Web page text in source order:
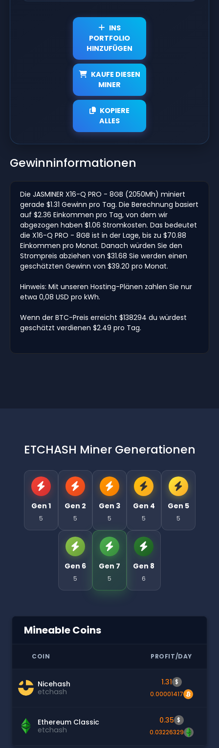
INS
PORTFOLIO
HINZUFÜGEN
KAUFE DIESEN
MINER
KOPIERE
ALLES
Gewinninformationen
Die JASMINER X16-Q PRO - 8GB (2050Mh) miniert
gerade $1.31 Gewinn pro Tag. Die Berechnung basiert
auf $2.36 Einkommen pro Tag, von dem wir
abgezogen haben $1.06 Stromkosten. Das bedeutet
die X16-Q PRO - 8GB ist in der Lage, bis zu $70.88
Einkommen pro Monat. Danach würden Sie den
Strompreis abziehen von $31.68 Sie werden einen
geschätzten Gewinn von $39.20 pro Monat.
Hinweis: Mit unseren Hosting-Plänen zahlen Sie nur
etwa 0,08 USD pro kWh.
Wenn der BTC-Preis erreicht $138294 du würdest
geschätzt verdienen $2.49 pro Tag.
ETCHASH Miner Generationen
Gen 1
5
Gen 2
5
Gen 3
5
Gen 4
5
Gen 5
5
Gen 6
5
Gen 7
5
Gen 8
6
Mineable Coins
COIN PROFIT/DAY
Nicehash
etchash
1.31 $
0.00001417
Ethereum Classic
etchash
0.35 $
0.03226329